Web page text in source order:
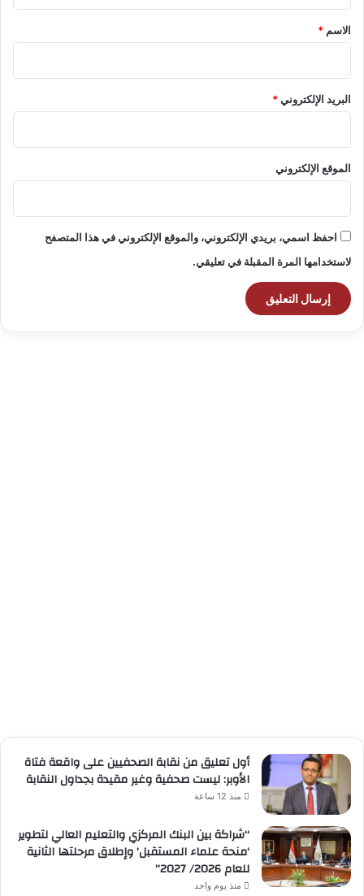
*
الاسم *
البريد الإلكتروني*
الموقع الإلكتروني
احفظ اسمي، بريدي الإلكتروني، والموقع الإلكتروني في هذا المتصفح
لاستخدامها المرة المقبلة في تعليقي.
أول تعليق من نقابة الصحفيين على واقعة فتاة
الأوبر: ليست صحفية وغير مقيدة بجداول النقابة
منذ 12 ساعة
“شراكة بين البنك المركزي والتعليم العالي لتطوير
‘منحة علماء المستقبل’ وإطلاق مرحلتها الثانية
للعام 2026/ 2027”
منذ يوم واحد